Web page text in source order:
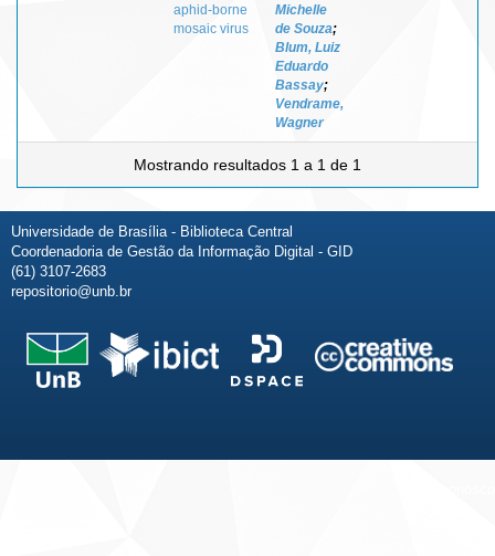
aphid-borne
mosaic virus
Michelle
de Souza;
Blum, Luiz
Eduardo
Bassay;
Vendrame,
Wagner
Mostrando resultados 1 a 1 de 1
Universidade de Brasília - Biblioteca Central
Coordenadoria de Gestão da Informação Digital - GID
(61) 3107-2683
repositorio@unb.br